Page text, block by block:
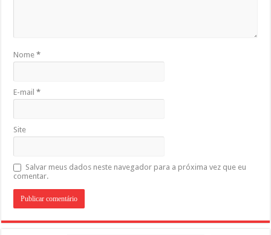
Nome*
E-mail*
Site
Salvar meus dados neste navegador para a próxima vez que eu
comentar.